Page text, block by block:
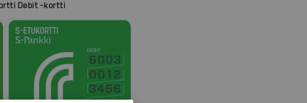
Debit -kortti